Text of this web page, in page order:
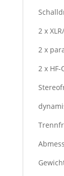
2 x
2 x
2 x HF-